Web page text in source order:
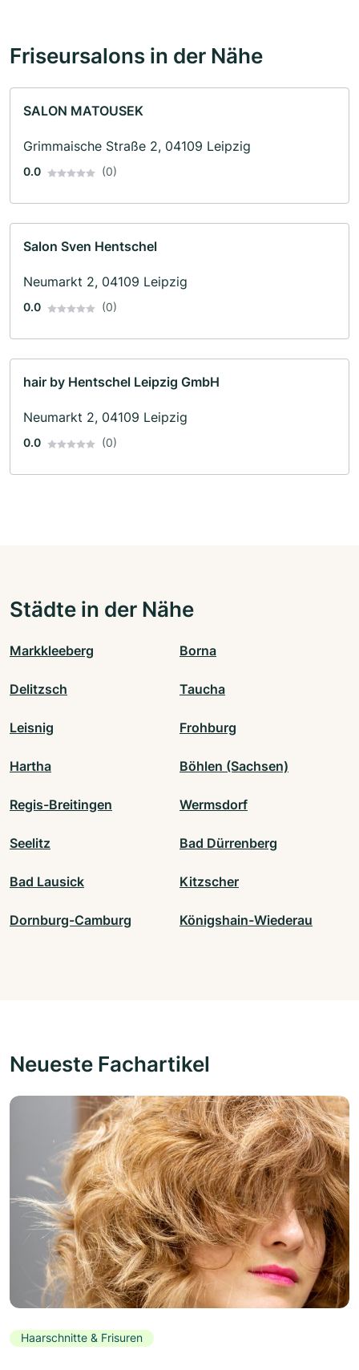
Friseursalons in der Nähe
SALON MATOUSEK
Grimmaische Straße 2, 04109 Leipzig
0.0 (0)
Salon Sven Hentschel
Neumarkt 2, 04109 Leipzig
0.0 (0)
hair by Hentschel Leipzig GmbH
Neumarkt 2, 04109 Leipzig
0.0 (0)
Städte in der Nähe
Markkleeberg Borna
Delitzsch Taucha
Leisnig Frohburg
Hartha Böhlen (Sachsen)
Regis-Breitingen Wermsdorf
Seelitz Bad Dürrenberg
Bad Lausick Kitzscher
Dornburg-Camburg Königshain-Wiederau
Neueste Fachartikel
Haarschnitte & Frisuren